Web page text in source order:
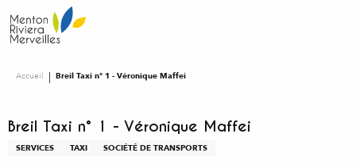
au
contenu
Accueil Breil Taxi n° 1 - Véronique Maffei
Breil Taxi n° 1 - Véronique Maffei
SERVICES TAXI SOCIÉTÉ DE TRANSPORTS